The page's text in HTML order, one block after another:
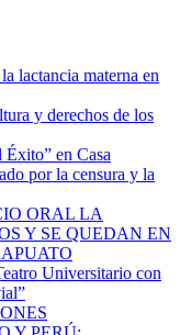
lactancia materna en
y derechos de los
Éxito” en Casa
por la censura y la
ORAL LA
Y SE QUEDAN EN
Universitario con